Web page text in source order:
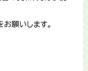
願いします。